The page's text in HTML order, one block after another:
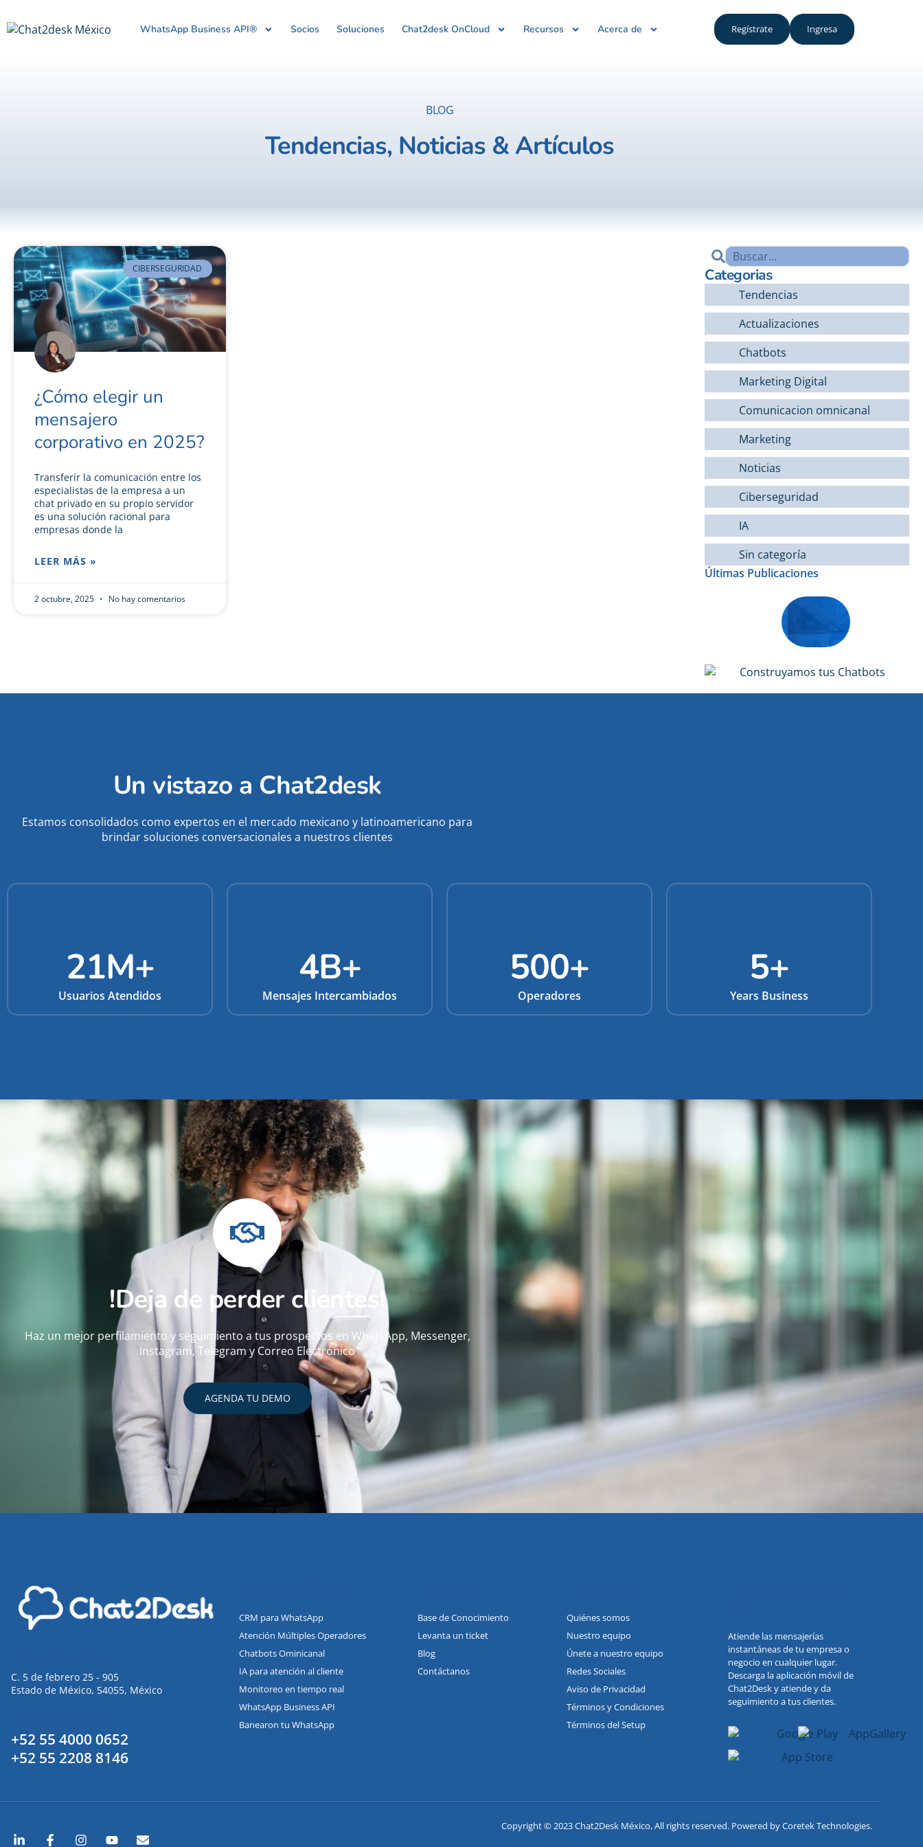
WhatsApp Business API® Socios Soluciones Chat2desk OnCloud Recursos Acerca de Regístrate Ingresa
BLOG
Tendencias, Noticias & Artículos
CIBERSEGURIDAD
¿Cómo elegir un
mensajero
corporativo en 2025?
Transferir la comunicación entre los
especialistas de la empresa a un
chat privado en su propio servidor
es una solución racional para
empresas donde la
LEER MÁS »
2 octubre, 2025 No hay comentarios
Categorias
Tendencias
Actualizaciones
Chatbots
Marketing Digital
Comunicacion omnicanal
Marketing
Noticias
Ciberseguridad
IA
Sin categoría
Últimas Publicaciones
Un vistazo a Chat2desk
Estamos consolidados como expertos en el mercado mexicano y latinoamericano para
brindar soluciones conversacionales a nuestros clientes
Usuarios Atendidos
21M+
Mensajes Intercambiados
4B+
Operadores
500+
Years Business
5+
!Deja de perder clientes!
Haz un mejor perfilamiento y seguimiento a tus prospectos en WhatsApp, Messenger,
Instagram, Telegram y Correo Electrónico
AGENDA TU DEMO
C. 5 de febrero 25 - 905
Estado de México, 54055, México
+52 55 4000 0652
+52 55 2208 8146
CRM para WhatsApp
Atención Múltiples Operadores
Chatbots Ominicanal
IA para atención al cliente
Monitoreo en tiempo real
WhatsApp Business API
Banearon tu WhatsApp
Base de Conocimiento
Levanta un ticket
Blog
Contáctanos
Quiénes somos
Nuestro equipo
Únete a nuestro equipo
Redes Sociales
Aviso de Privacidad
Términos y Condiciones
Términos del Setup
Atiende las mensajerías
instantáneas de tu empresa o
negocio en cualquier lugar.
Descarga la aplicación móvil de
Chat2Desk y atiende y da
seguimiento a tus clientes.
Copyright © 2023 Chat2Desk México, All rights reserved. Powered by Coretek Technologies.